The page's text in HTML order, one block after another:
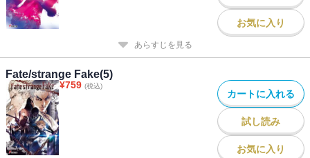
お気に入り
あらすじを見る
Fate/strange Fake(5)
¥759 (税込)
カートに入れる
試し読み
お気に入り